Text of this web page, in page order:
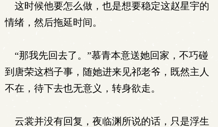
这时候他要怎么做，也是想要稳定这赵星宇的
情绪，然后拖延时间。
“那我先回去了。”慕青本意送她回家，不巧碰
到唐荣这档子事，随她进来见祁老爷，既然主人
不在，待下去也无意义，转身欲走。
云裳并没有回复，夜临渊所说的话，只是浮生